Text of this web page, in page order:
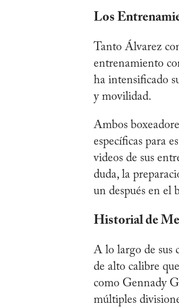
Los
Tanto Álvarez
entrenamiento
ha intensificado
y movilidad.
Ambos
específicas para
videos de sus
duda, la
un después en el
Historial de
A lo largo de sus
de alto calibre
como Gennady
múltiples